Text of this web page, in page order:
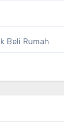
Beli Rumah